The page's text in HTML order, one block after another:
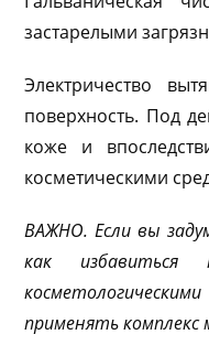
застарелыми
Электричество
поверхность. Под
коже и
косметическими
ВАЖНО. Если вы
как
применять комплекс